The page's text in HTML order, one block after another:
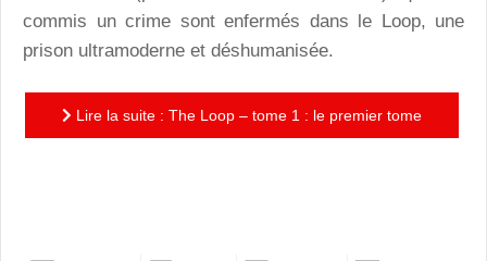
commis un crime sont enfermés dans le Loop, une
prison ultramoderne et déshumanisée.
Lire la suite : The Loop – tome 1 : le premier tome